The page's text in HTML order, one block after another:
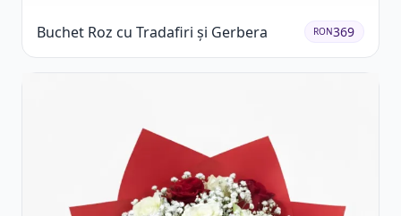
Buchet Roz cu Tradafiri și Gerbera RON369